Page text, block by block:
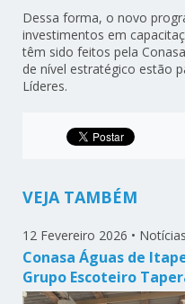
Dessa forma, o novo
investimentos em
têm sido feitos pela
de nível estratégico estão
Líderes.
VEJA TAMBÉM
12 Fevereiro 2026 • Notícias
Conasa Águas de
Grupo Escoteiro